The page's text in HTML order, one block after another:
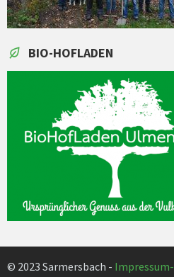
BIO-HOFLADEN
© 2023 Sarmersbach -